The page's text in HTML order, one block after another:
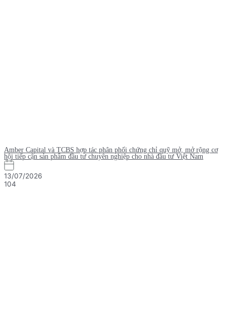
Amber Capital và TCBS hợp tác phân phối chứng chỉ quỹ mở, mở rộng cơ
hội tiếp cận sản phẩm đầu tư chuyên nghiệp cho nhà đầu tư Việt Nam
13/07/2026
104